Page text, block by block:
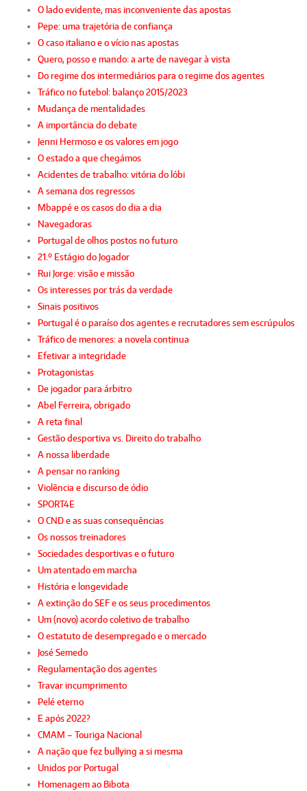
O lado evidente, mas inconveniente das apostas
Pepe: uma trajetória de confiança
O caso italiano e o vício nas apostas
Quero, posso e mando: a arte de navegar à vista
Do regime dos intermediários para o regime dos agentes
Tráfico no futebol: balanço 2015/2023
Mudança de mentalidades
A importância do debate
Jenni Hermoso e os valores em jogo
O estado a que chegámos
Acidentes de trabalho: vitória do lóbi
A semana dos regressos
Mbappé e os casos do dia a dia
Navegadoras
Portugal de olhos postos no futuro
21.º Estágio do Jogador
Rui Jorge: visão e missão
Os interesses por trás da verdade
Sinais positivos
Portugal é o paraíso dos agentes e recrutadores sem escrúpulos
Tráfico de menores: a novela continua
Efetivar a integridade
Protagonistas
De jogador para árbitro
Abel Ferreira, obrigado
A reta final
Gestão desportiva vs. Direito do trabalho
A nossa liberdade
A pensar no ranking
Violência e discurso de ódio
SPORT4E
O CND e as suas consequências
Os nossos treinadores
Sociedades desportivas e o futuro
Um atentado em marcha
História e longevidade
A extinção do SEF e os seus procedimentos
Um (novo) acordo coletivo de trabalho
O estatuto de desempregado e o mercado
José Semedo
Regulamentação dos agentes
Travar incumprimento
Pelé eterno
E após 2022?
CMAM – Touriga Nacional
A nação que fez bullying a si mesma
Unidos por Portugal
Homenagem ao Bibota